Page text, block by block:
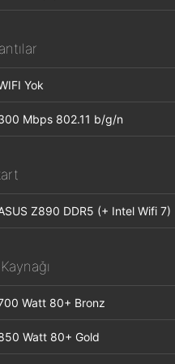
Yok
Mbps 802.11 b/g/n
Z890 DDR5 (+ Intel Wifi 7)
Watt 80+ Bronz
Watt 80+ Gold